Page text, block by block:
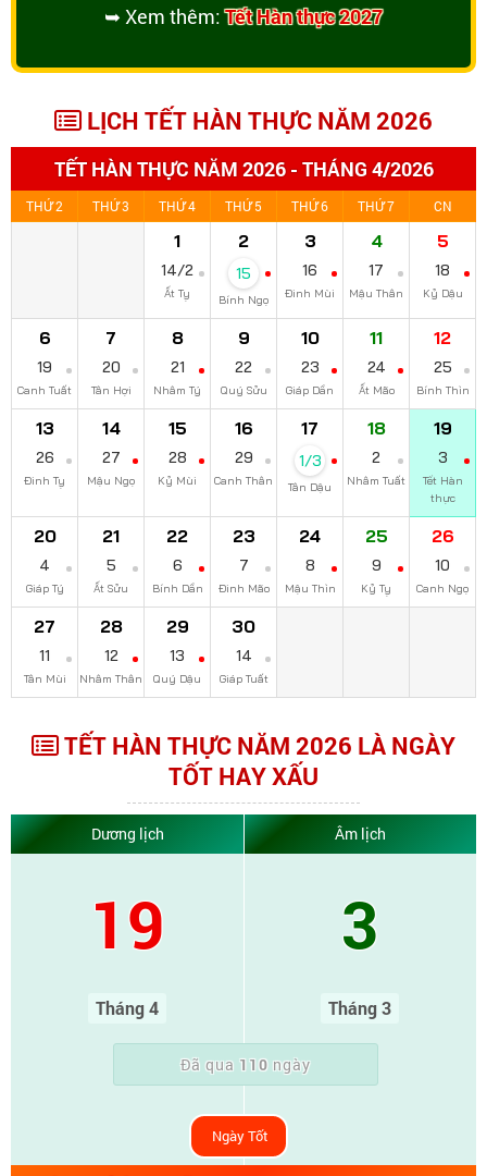
➥ Xem thêm:Tết Hàn thực 2027
LỊCH TẾT HÀN THỰC NĂM 2026
TẾT HÀN THỰC NĂM 2026 - THÁNG 4/2026
THỨ 2 THỨ 3 THỨ 4 THỨ 5 THỨ 6 THỨ 7 CN
1
14/2
Ất Tỵ
2
15
Bính Ngọ
3
16
Đinh Mùi
4
17
Mậu Thân
5
18
Kỷ Dậu
6
19
Canh Tuất
7
20
Tân Hợi
8
21
Nhâm Tý
9
22
Quý Sửu
10
23
Giáp Dần
11
24
Ất Mão
12
25
Bính Thìn
13
26
Đinh Tỵ
14
27
Mậu Ngọ
15
28
Kỷ Mùi
16
29
Canh Thân
17
1/3
Tân Dậu
18
2
Nhâm Tuất
19
3
Tết Hàn
thực
20
4
Giáp Tý
21
5
Ất Sửu
22
6
Bính Dần
23
7
Đinh Mão
24
8
Mậu Thìn
25
9
Kỷ Tỵ
26
10
Canh Ngọ
27
11
Tân Mùi
28
12
Nhâm Thân
29
13
Quý Dậu
30
14
Giáp Tuất
TẾT HÀN THỰC NĂM 2026 LÀ NGÀY
TỐT HAY XẤU
Dương lịch
19
Tháng 4
Âm lịch
3
Tháng 3
Ngày Tốt
Đã qua 110 ngày